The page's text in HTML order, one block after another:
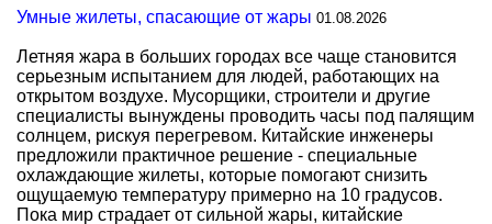
Умные жилеты, спасающие от жары 01.08.2026
Летняя жара в больших городах все чаще становится
серьезным испытанием для людей, работающих на
открытом воздухе. Мусорщики, строители и другие
специалисты вынуждены проводить часы под палящим
солнцем, рискуя перегревом. Китайские инженеры
предложили практичное решение - специальные
охлаждающие жилеты, которые помогают снизить
ощущаемую температуру примерно на 10 градусов.
Пока мир страдает от сильной жары, китайские